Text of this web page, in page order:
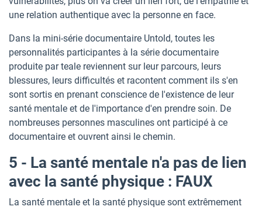
une relation authentique avec la personne en face.
Dans la mini-série documentaire Untold, toutes les
personnalités participantes à la série documentaire
produite par teale reviennent sur leur parcours, leurs
blessures, leurs difficultés et racontent comment ils s'en
sont sortis en prenant conscience de l'existence de leur
santé mentale et de l'importance d'en prendre soin. De
nombreuses personnes masculines ont participé à ce
documentaire et ouvrent ainsi le chemin.
5 - La santé mentale n'a pas de lien
avec la santé physique : FAUX
La santé mentale et la santé physique sont extrêmement